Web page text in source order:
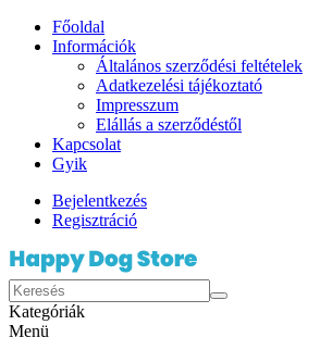
Főoldal
Információk
Általános szerződési feltételek
Adatkezelési tájékoztató
Impresszum
Elállás a szerződéstől
Kapcsolat
Gyik
Bejelentkezés
Regisztráció
Kategóriák
Menü